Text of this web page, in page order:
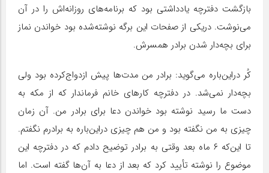
بازگشت دفترچه یادداشتی بود که برنامه‌های روزانه‌اش را در آن
می‌نوشت. دریکی از صفحات این برگه نوشته‌شده بود خواندن نماز
برای بچه‌دار شدن برادر همسرش.
کُر دراین‌باره می‌گوید: برادر من مدت‌ها پیش ازدواج‌کرده بود ولی
بچه‌دار نمی‌شد. در دفترچه کارهای خانم فرماندار که از مکه به
دست ما رسید نوشته بود خواندن دعا برای برادر من. آن زمان
چیزی به من نگفته بود و من هم چیزی دراین‌باره به برادرم نگفتم.
تا این‌که ۶ ماه بعد وقتی به برادر توضیح دادم که در دفترچه این
موضوع را نوشته تأیید کرد که بعد از دعا به آن‌ها گفته است. اما